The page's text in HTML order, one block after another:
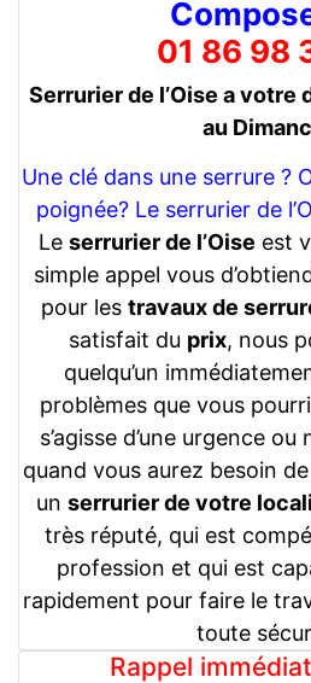
01 86 98
Serrurier de l’Oise a votre
au
Une clé dans une serrure ?
poignée? Le serrurier de
Le serrurier de l’Oise est
simple appel vous
pour les travaux de
satisfait du prix, nous
quelqu’un
problèmes que vous
s’agisse d’une urgence
quand vous aurez besoin
un serrurier de votre
très réputé, qui est
profession et qui est
rapidement pour faire le
toute
Rappel